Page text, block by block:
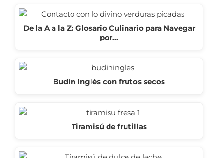
De la A a la Z: Glosario Culinario para Navegar
por…
Budín Inglés con frutos secos
Tiramisú de frutillas